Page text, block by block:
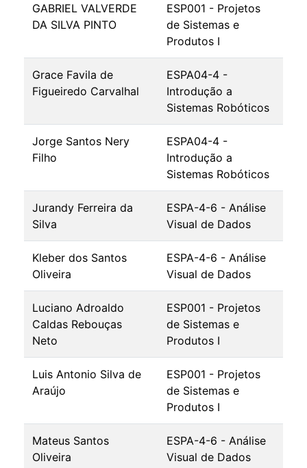
GABRIEL VALVERDE
DA SILVA PINTO
ESP001 - Projetos
de Sistemas e
Produtos I
Grace Favila de
Figueiredo Carvalhal
ESPA04-4 -
Introdução a
Sistemas Robóticos
Jorge Santos Nery
Filho
ESPA04-4 -
Introdução a
Sistemas Robóticos
Jurandy Ferreira da
Silva
ESPA-4-6 - Análise
Visual de Dados
Kleber dos Santos
Oliveira
ESPA-4-6 - Análise
Visual de Dados
Luciano Adroaldo
Caldas Rebouças
Neto
ESP001 - Projetos
de Sistemas e
Produtos I
Luis Antonio Silva de
Araújo
ESP001 - Projetos
de Sistemas e
Produtos I
Mateus Santos
Oliveira
ESPA-4-6 - Análise
Visual de Dados